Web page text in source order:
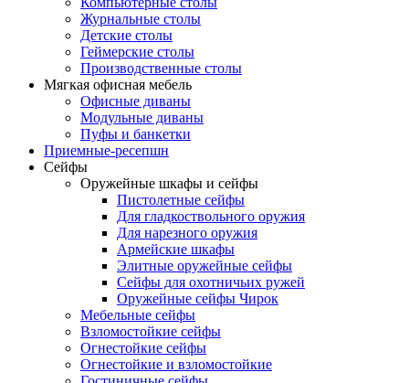
Журнальные столы
Детские столы
Геймерские столы
Производственные столы
Мягкая офисная мебель
Офисные диваны
Модульные диваны
Пуфы и банкетки
Приемные-ресепшн
Сейфы
Оружейные шкафы и сейфы
Пистолетные сейфы
Для гладкоствольного оружия
Для нарезного оружия
Армейские шкафы
Элитные оружейные сейфы
Сейфы для охотничьих ружей
Оружейные сейфы Чирок
Мебельные сейфы
Взломостойкие сейфы
Огнестойкие сейфы
Огнестойкие и взломостойкие